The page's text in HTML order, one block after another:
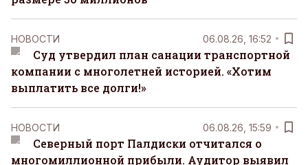
НОВОСТИ 06.08.26, 16:52
Суд утвердил план санации транспортной
компании с многолетней историей. «Хотим
выплатить все долги!»
НОВОСТИ 06.08.26, 15:59
Северный порт Палдиски отчитался о
многомиллионной прибыли. Аудитор выявил